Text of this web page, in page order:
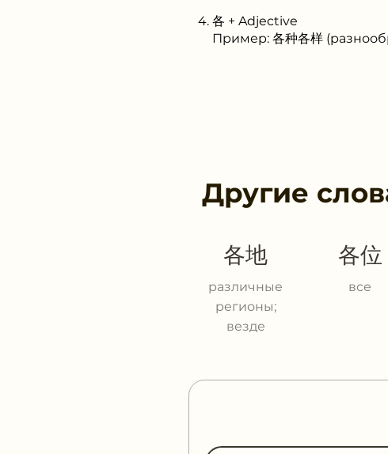
各 + Adjective
Пример: 各种各样
Другие
各地
различные
регионы;
везде
各位
все